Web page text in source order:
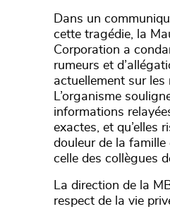
Dans un
cette tragédie, la
Corporation a
rumeurs et
actuellement sur les
L’organisme
informations
exactes, et qu’elles
douleur de la famille
celle des collègues
La direction de la
respect de la vie